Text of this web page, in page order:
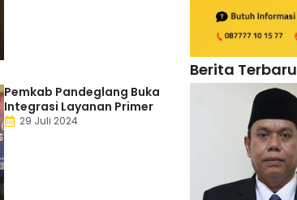
Pemkab Pandeglang Buka
Integrasi Layanan Primer
29 Juli 2024
Berita Terbaru